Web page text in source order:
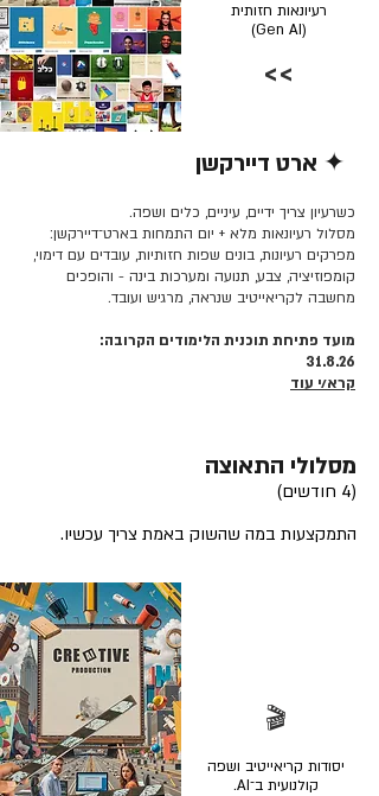
רעיונאות חזותית
(Gen AI)
>>
✦ ארט דיירקשן
כשרעיון צריך ידיים, עיניים, כלים ושפה.
מסלול רעיונאות מלא + יום התמחות בארט־דיירקשן:
מפרקים רעיונות, בונים שפות חזותיות, עובדים עם דימוי,
קומפוזיציה, צבע, תנועה ומערכות בינה - והופכים
מחשבה לקריאייטיב שנראה, מרגיש ועובד.
מועד פתיחת תוכנית הלימודים הקרובה:
31.8.26
קרא/י עוד
מסלולי התאוצה
(4 חודשים)
התמקצעות במה שהשוק באמת צריך עכשיו.
🎬
יסודות קריאייטיב ושפה
קולנועית ב־AI.